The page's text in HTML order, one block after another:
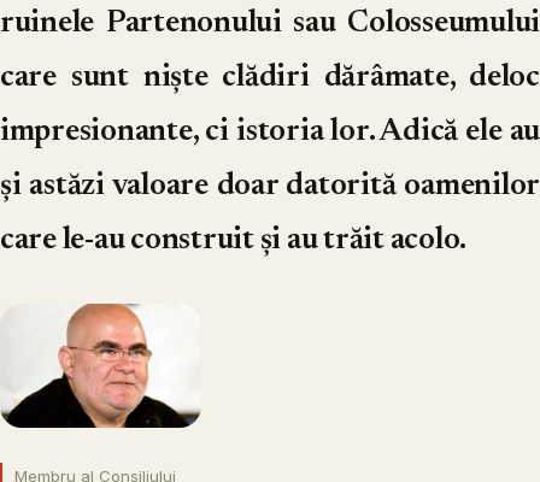
ruinele Partenonului sau Colosseumului
care sunt niște clădiri dărâmate, deloc
impresionante, ci istoria lor. Adică ele au
și astăzi valoare doar datorită oamenilor
care le-au construit și au trăit acolo.
Membru al Consiliului